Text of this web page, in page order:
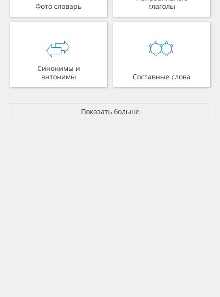
Фото словарь
глаголы
Синонимы и
антонимы
Составные слова
Показать больше